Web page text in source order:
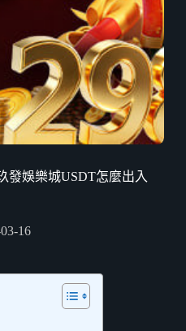
發娛樂城USDT怎麼出入
16